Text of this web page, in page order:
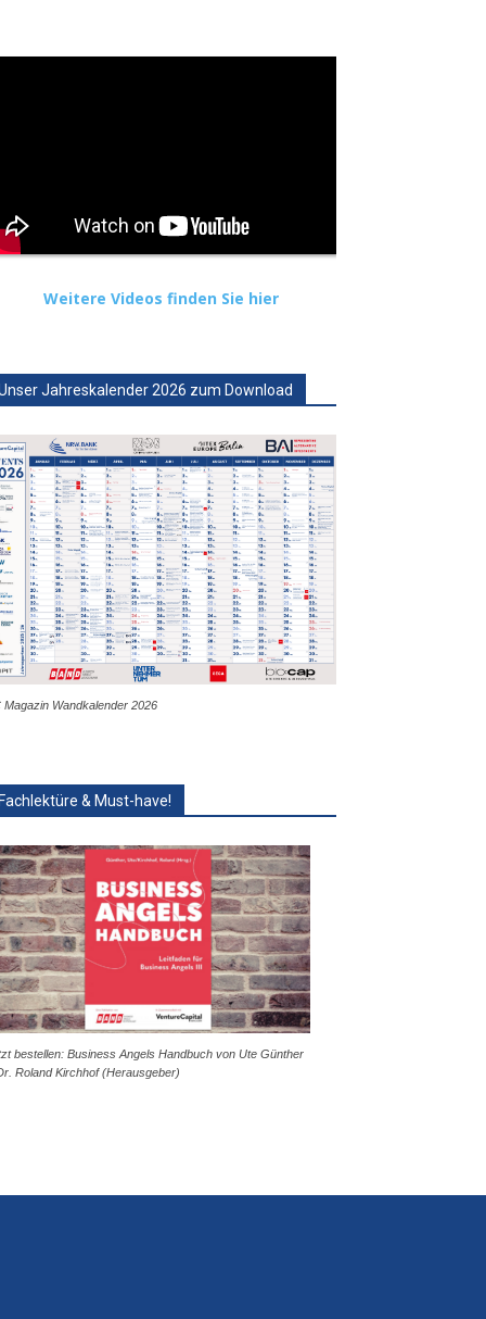
Weitere Videos finden Sie hier
Jahreskalender 2026 zum Download
Magazin Wandkalender 2026
& Must-have!
bestellen: Business Angels Handbuch von Ute Günther
Roland Kirchhof (Herausgeber)